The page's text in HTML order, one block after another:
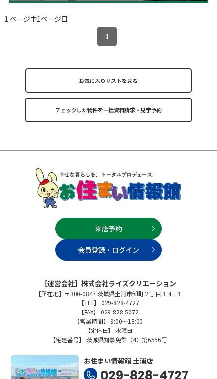
1 ページ中1ページ目
1
お気に入りリストを見る
来店予約
会員登録・ログイン
【運営会社】株式会社ライズクリエーション
【所在地】〒300-0847 茨城県土浦市卸町２丁目１４−１
【TEL】 029-828-4727
【FAX】 029-828-5072
【営業時間】 9:00～18:00
【定休日】 水曜日
【宅建番号】 茨城県知事免許（4）第6556号
お住まい情報館 土浦店
029-828-4727